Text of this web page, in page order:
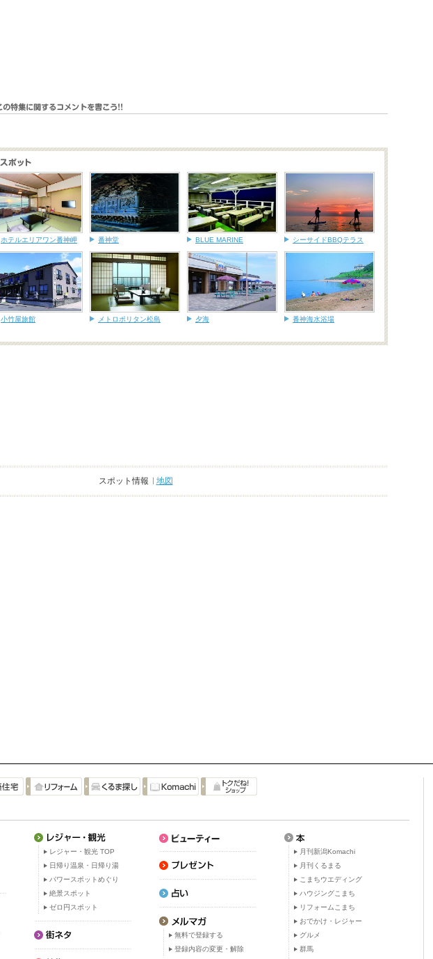
ホテルエリアワン番神岬 番神堂 BLUE MARINE シーサイドBBQテラス
小竹屋旅館 メトロポリタン松島 夕海 番神海水浴場
スポット情報 地図
レジャー・観光 TOP
日帰り温泉・日帰り湯
パワースポットめぐり
絶景スポット
ゼロ円スポット
無料で登録する
登録内容の変更・解除
月刊新潟Komachi
月刊くるまる
こまちウエディング
ハウジングこまち
リフォームこまち
おでかけ・レジャー
グルメ
群馬